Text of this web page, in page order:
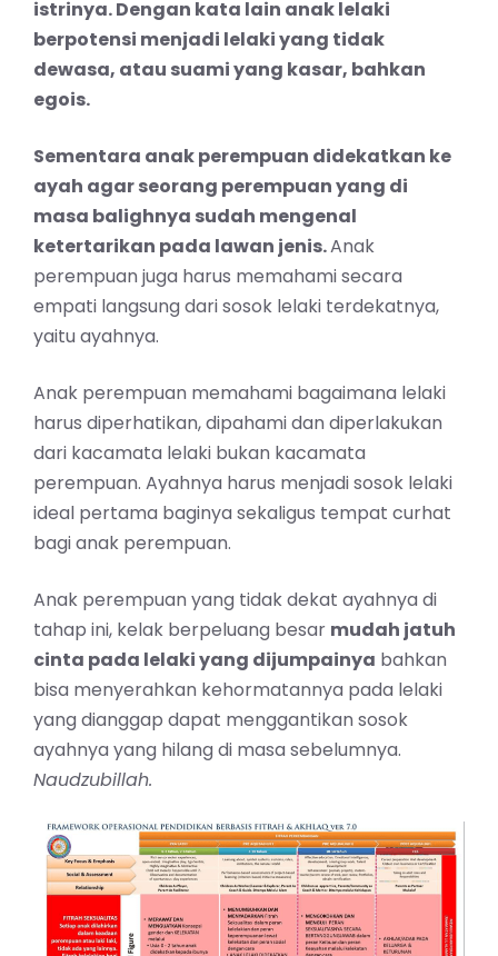
istrinya. Dengan kata lain anak lelaki
berpotensi menjadi lelaki yang tidak
dewasa, atau suami yang kasar, bahkan
egois.
Sementara anak perempuan didekatkan ke
ayah agar seorang perempuan yang di
masa balighnya sudah mengenal
ketertarikan pada lawan jenis.Anak
perempuan juga harus memahami secara
empati langsung dari sosok lelaki terdekatnya,
yaitu ayahnya.
Anak perempuan memahami bagaimana lelaki
harus diperhatikan, dipahami dan diperlakukan
dari kacamata lelaki bukan kacamata
perempuan. Ayahnya harus menjadi sosok lelaki
ideal pertama baginya sekaligus tempat curhat
bagi anak perempuan.
Anak perempuan yang tidak dekat ayahnya di
tahap ini, kelak berpeluang besar mudah jatuh
cinta pada lelaki yang dijumpainya bahkan
bisa menyerahkan kehormatannya pada lelaki
yang dianggap dapat menggantikan sosok
ayahnya yang hilang di masa sebelumnya.
Naudzubillah.